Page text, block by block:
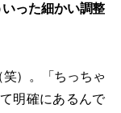
った細かい調整
）。「ちっちゃ
明確にあるんで